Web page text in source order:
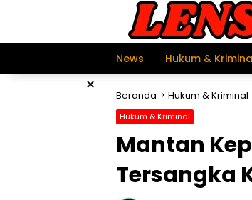
News
Hukum &
× Beranda Hukum & Kriminal
Hukum & Kriminal
Mantan
Tersangka